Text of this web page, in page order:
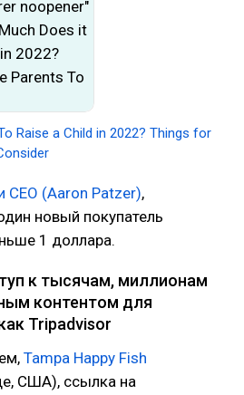
Raise a Child in 2022? Things for
CEO (Aaron Patzer),
новый покупатель
1 доллара.
к тысячам, миллионам
контентом для
Tripadvisor
Tampa Happy Fish
США), ссылка на